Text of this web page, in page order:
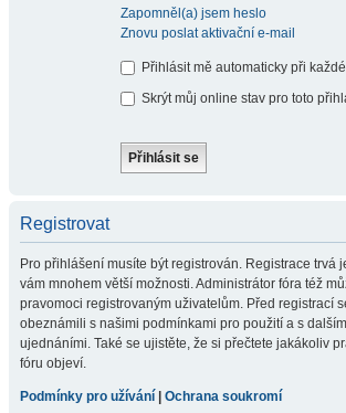
Zapomněl(a) jsem heslo
Znovu poslat aktivační e-mail
Přihlásit mě automaticky při
Skrýt můj online stav pro toto
Registrovat
Pro přihlášení musíte být registrován. Registrace trvá
vám mnohem větší možnosti. Administrátor fóra též
pravomoci registrovaným uživatelům. Před registrací
obeznámili s našimi podmínkami pro použití a s
ujednáními. Také se ujistěte, že si přečtete jakákoliv
fóru objeví.
Podmínky pro užívání Ochrana soukromí